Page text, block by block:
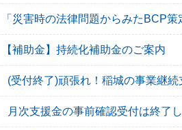
「災害時の法律問題からみたBCP
【補助金】持続化補助金のご案内
(受付終了)頑張れ！稲城の事業継
月次支援金の事前確認受付は終了